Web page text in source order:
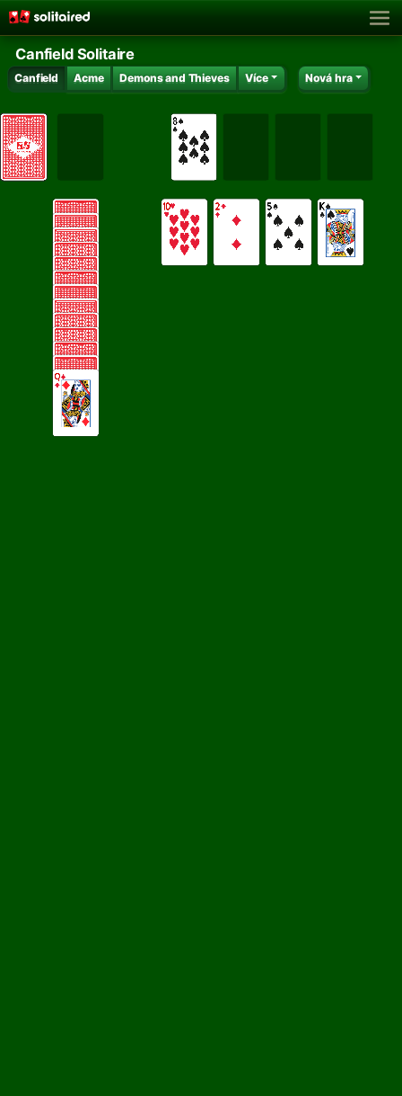
Canfield Solitaire
Canfield Acme Demons and Thieves Více Nová hra